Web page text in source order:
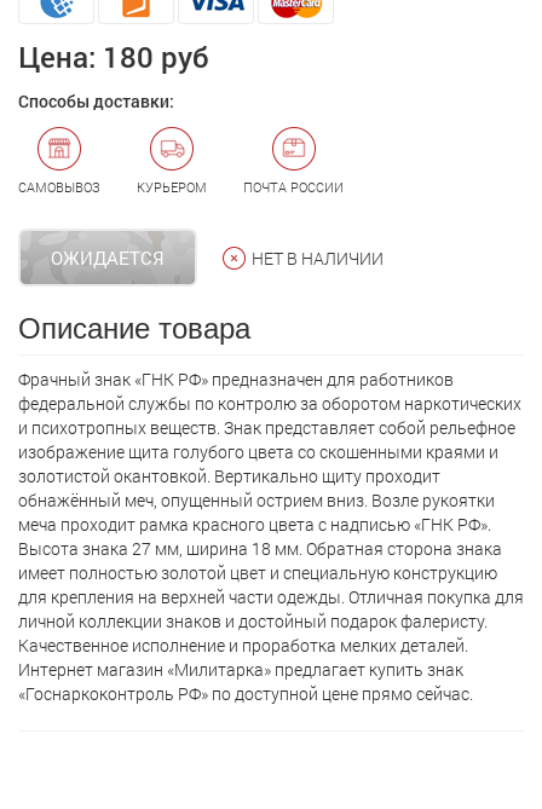
Цена: 180 руб
Способы доставки:
САМОВЫВОЗ КУРЬЕРОМ ПОЧТА РОССИИ
ОЖИДАЕТСЯ НЕТ В НАЛИЧИИ
Описание товара
Фрачный знак «ГНК РФ» предназначен для работников
федеральной службы по контролю за оборотом наркотических
и психотропных веществ. Знак представляет собой рельефное
изображение щита голубого цвета со скошенными краями и
золотистой окантовкой. Вертикально щиту проходит
обнажённый меч, опущенный острием вниз. Возле рукоятки
меча проходит рамка красного цвета с надписью «ГНК РФ».
Высота знака 27 мм, ширина 18 мм. Обратная сторона знака
имеет полностью золотой цвет и специальную конструкцию
для крепления на верхней части одежды. Отличная покупка для
личной коллекции знаков и достойный подарок фалеристу.
Качественное исполнение и проработка мелких деталей.
Интернет магазин «Милитарка» предлагает кyпить знак
«Госнаркоконтроль РФ» по доступной цене прямо сейчас.